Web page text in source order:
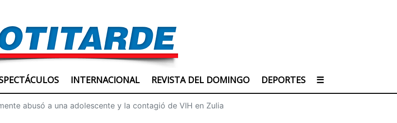
INTERNACIONAL REVISTA DEL DOMINGO DEPORTES ☰
abusó a una adolescente y la contagió de VIH en Zulia